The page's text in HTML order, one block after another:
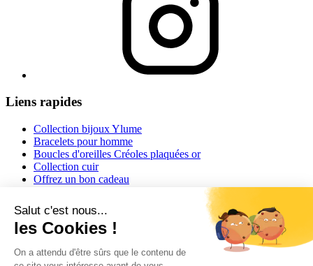
Liens rapides
Collection bijoux Ylume
Bracelets pour homme
Boucles d'oreilles Créoles plaquées or
Collection cuir
Offrez un bon cadeau
Informations
Conditions générales de vente
Mentions légales
Conseils et astuces